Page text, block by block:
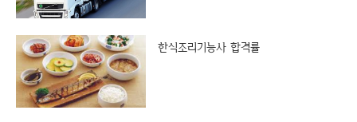
한식조리기능사 합격률